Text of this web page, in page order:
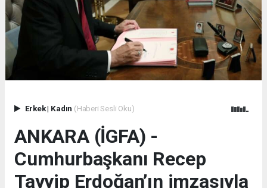
Erkek| Kadın (Haberi Sesli Oku)
ANKARA (İGFA) -
Cumhurbaşkanı Recep
Tayyip Erdoğan’ın imzasıyla